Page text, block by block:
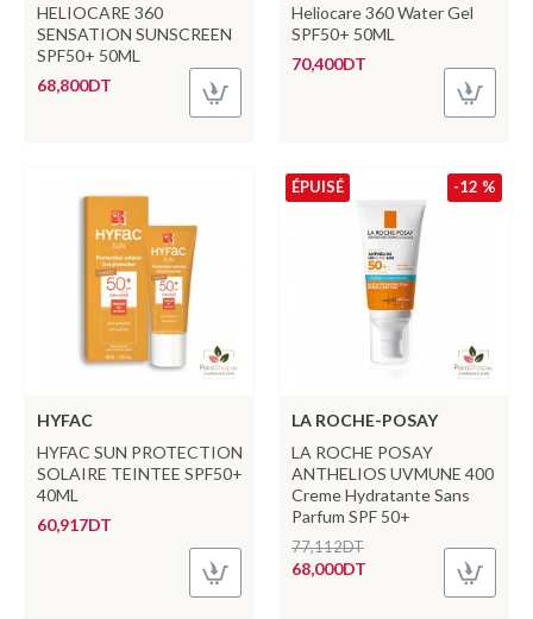
HELIOCARE 360
SENSATION SUNSCREEN
SPF50+ 50ML
68,800DT
Heliocare 360 Water Gel
SPF50+ 50ML
70,400DT
HYFAC
HYFAC SUN PROTECTION
SOLAIRE TEINTEE SPF50+
40ML
60,917DT
-12 %
ÉPUISÉ
LA ROCHE-POSAY
LA ROCHE POSAY
ANTHELIOS UVMUNE 400
Creme Hydratante Sans
Parfum SPF 50+
68,000DT
77,112DT